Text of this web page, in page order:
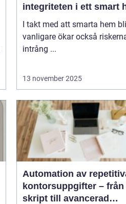
integriteten i ett smart
I takt med att smarta hem
vanligare ökar också
intrång ...
13 november 2025
Automation av
kontorsuppgifter – från
skript till avancerad